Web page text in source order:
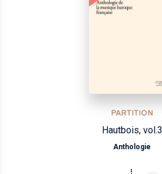
PARTITION
Hautbois, vol.3
Anthologie